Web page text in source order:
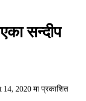
सन्दीप
14, 2020मा प्रकाशित